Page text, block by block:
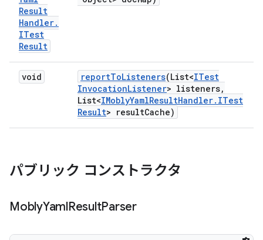
Result
Handler.
ITest
Result
void reportToListeners(List<ITest
InvocationListener> listeners,
List<IMoblyYamlResultHandler. ITest
Result> resultCache)
パブリック コンストラクタ
MoblyYamlResultParser